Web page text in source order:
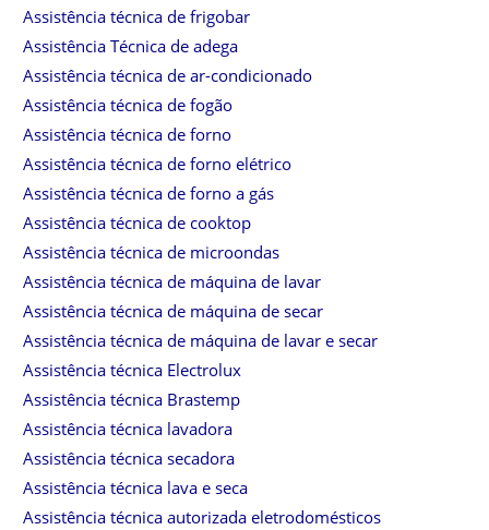
Assistência técnica de frigobar
Assistência Técnica de adega
Assistência técnica de ar-condicionado
Assistência técnica de fogão
Assistência técnica de forno
Assistência técnica de forno elétrico
Assistência técnica de forno a gás
Assistência técnica de cooktop
Assistência técnica de microondas
Assistência técnica de máquina de lavar
Assistência técnica de máquina de secar
Assistência técnica de máquina de lavar e secar
Assistência técnica Electrolux
Assistência técnica Brastemp
Assistência técnica lavadora
Assistência técnica secadora
Assistência técnica lava e seca
Assistência técnica autorizada eletrodomésticos